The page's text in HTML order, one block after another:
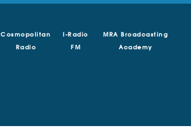
Cosmopolitan
Radio
I-Radio
FM
MRA Broadcasting
Academy